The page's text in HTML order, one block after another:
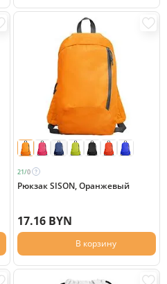
21/0
Рюкзак SISON, Оранжевый
17.16 BYN
В корзину